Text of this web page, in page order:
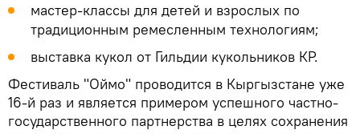
мастер-классы для детей и взрослых по
традиционным ремесленным технологиям;
выставка кукол от Гильдии кукольников КР.
Фестиваль "Оймо" проводится в Кыргызстане уже
16-й раз и является примером успешного частно-
государственного партнерства в целях сохранения